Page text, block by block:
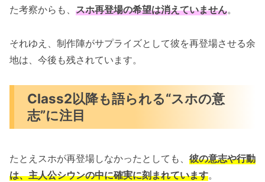
た考察からも、 スホ再登場の希望は消えていません。
それゆえ、制作陣がサプライズとして彼を再登場させる余
地は、今後も残されています。
Class2以降も語られる“スホの意
志”に注目
たとえスホが再登場しなかったとしても、 彼の意志や行動
は、主人公シウンの中に確実に刻まれています。